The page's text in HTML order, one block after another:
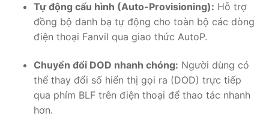
Tự động cấu hình (Auto-Provisioning): Hỗ trợ
đồng bộ danh bạ tự động cho toàn bộ các dòng
điện thoại Fanvil qua giao thức AutoP.
Chuyển đổi DOD nhanh chóng: Người dùng có
thể thay đổi số hiển thị gọi ra (DOD) trực tiếp
qua phím BLF trên điện thoại để thao tác nhanh
hơn.